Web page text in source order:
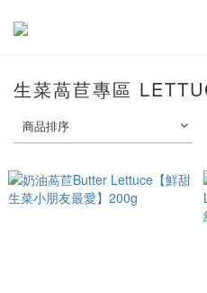
生菜萵苣專區
商品排序